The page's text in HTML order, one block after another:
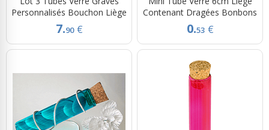
Personnalisés Bouchon Liège
7.90 €
Contenant Dragées Bonbons
0.53 €